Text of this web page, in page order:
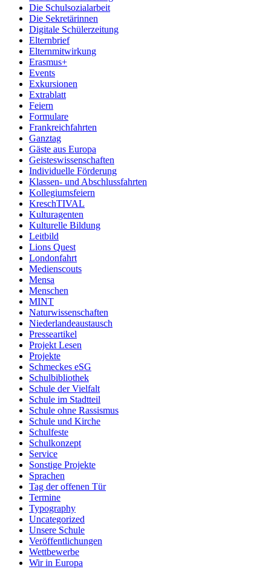
Die Schulsozialarbeit
Die Sekretärinnen
Digitale Schülerzeitung
Elternbrief
Elternmitwirkung
Erasmus+
Events
Exkursionen
Extrablatt
Feiern
Formulare
Frankreichfahrten
Ganztag
Gäste aus Europa
Geisteswissenschaften
Individuelle Förderung
Klassen- und Abschlussfahrten
Kollegiumsfeiern
KreschTIVAL
Kulturagenten
Kulturelle Bildung
Leitbild
Lions Quest
Londonfahrt
Medienscouts
Mensa
Menschen
MINT
Naturwissenschaften
Niederlandeaustausch
Presseartikel
Projekt Lesen
Projekte
Schmeckes eSG
Schulbibliothek
Schule der Vielfalt
Schule im Stadtteil
Schule ohne Rassismus
Schule und Kirche
Schulfeste
Schulkonzept
Service
Sonstige Projekte
Sprachen
Tag der offenen Tür
Termine
Typography
Uncategorized
Unsere Schule
Veröffentlichungen
Wettbewerbe
Wir in Europa